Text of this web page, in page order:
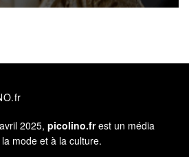
2025, picolino.frest un média
mode et à la culture.